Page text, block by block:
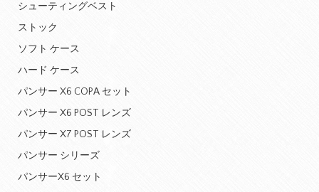
シューティングベスト
ストック
ソフト ケース
ハード ケース
パンサー X6 COPA セット
パンサー X6 POST レンズ
パンサー X7 POST レンズ
パンサー シリーズ
パンサーX6 セット